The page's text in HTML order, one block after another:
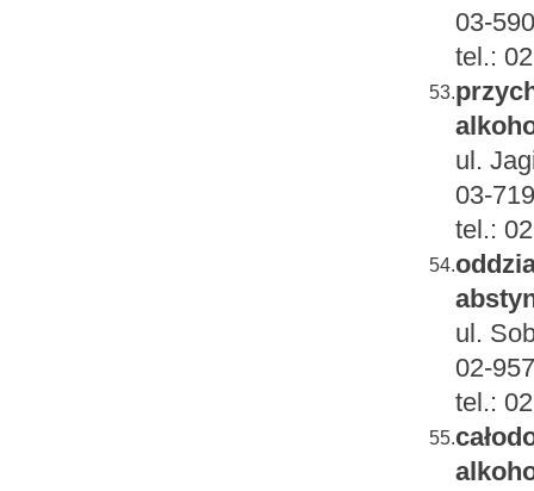
03-
tel.:
53.
ul.
03-
tel.:
54.
ul.
02-
tel.:
55.